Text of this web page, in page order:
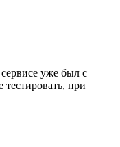
уже был с
при